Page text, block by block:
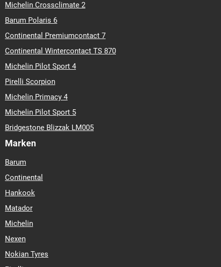
Michelin Crossclimate 2
Barum Polaris 6
Continental Premiumcontact 7
Continental Wintercontact TS 870
Michelin Pilot Sport 4
Pirelli Scorpion
Michelin Primacy 4
Michelin Pilot Sport 5
Bridgestone Blizzak LM005
Marken
Barum
Continental
Hankook
Matador
Michelin
Nexen
Nokian Tyres